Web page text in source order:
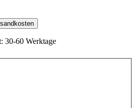
30-60 Werktage